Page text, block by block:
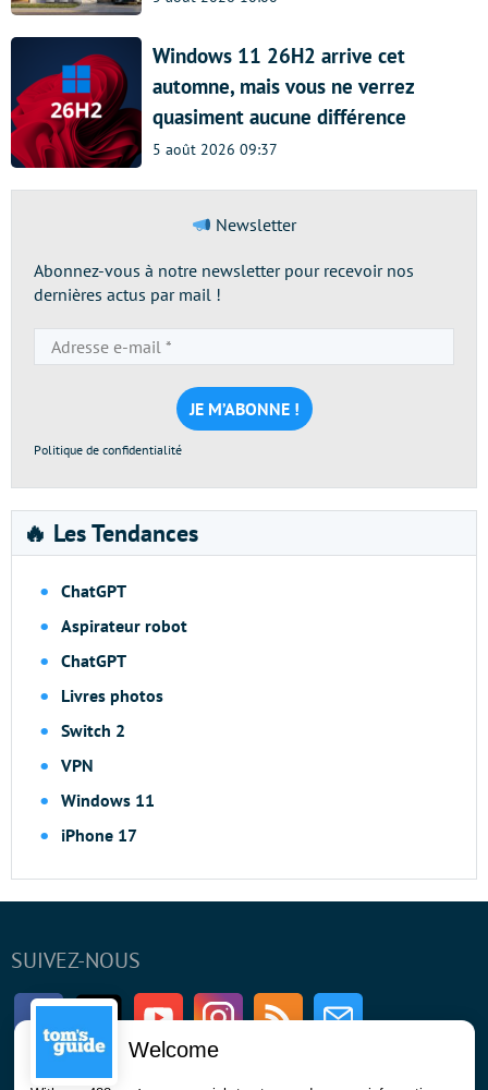
Windows 11 26H2 arrive cet
automne, mais vous ne verrez
quasiment aucune différence
5 août 2026 09:37
Newsletter
Abonnez-vous à notre newsletter pour recevoir nos
dernières actus par mail !
e-
mail
*
Politique de confidentialité
🔥 Les Tendances
ChatGPT
Aspirateur robot
ChatGPT
Livres photos
Switch 2
VPN
Windows 11
iPhone 17
SUIVEZ-NOUS
FacebookTwitter Youtube InstagramRSS Newsletter
Welcome